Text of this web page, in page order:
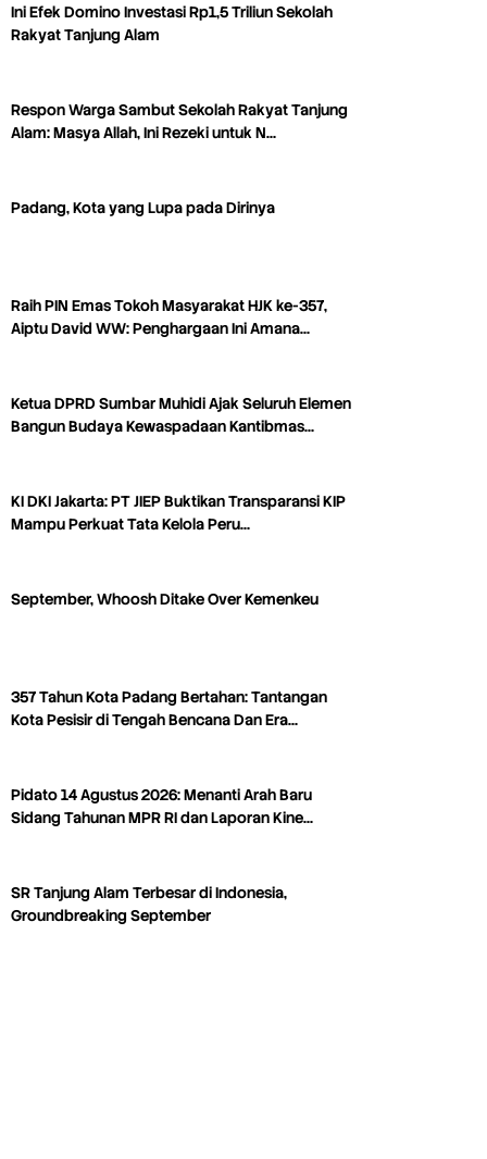
Ini Efek Domino Investasi Rp1,5 Triliun Sekolah
Rakyat Tanjung Alam
Respon Warga Sambut Sekolah Rakyat Tanjung
Alam: Masya Allah, Ini Rezeki untuk N…
Padang, Kota yang Lupa pada Dirinya
Raih PIN Emas Tokoh Masyarakat HJK ke-357,
Aiptu David WW: Penghargaan Ini Amana…
Ketua DPRD Sumbar Muhidi Ajak Seluruh Elemen
Bangun Budaya Kewaspadaan Kantibmas…
KI DKI Jakarta: PT JIEP Buktikan Transparansi KIP
Mampu Perkuat Tata Kelola Peru…
September, Whoosh Ditake Over Kemenkeu
357 Tahun Kota Padang Bertahan: Tantangan
Kota Pesisir di Tengah Bencana Dan Era…
Pidato 14 Agustus 2026: Menanti Arah Baru
Sidang Tahunan MPR RI dan Laporan Kine…
SR Tanjung Alam Terbesar di Indonesia,
Groundbreaking September